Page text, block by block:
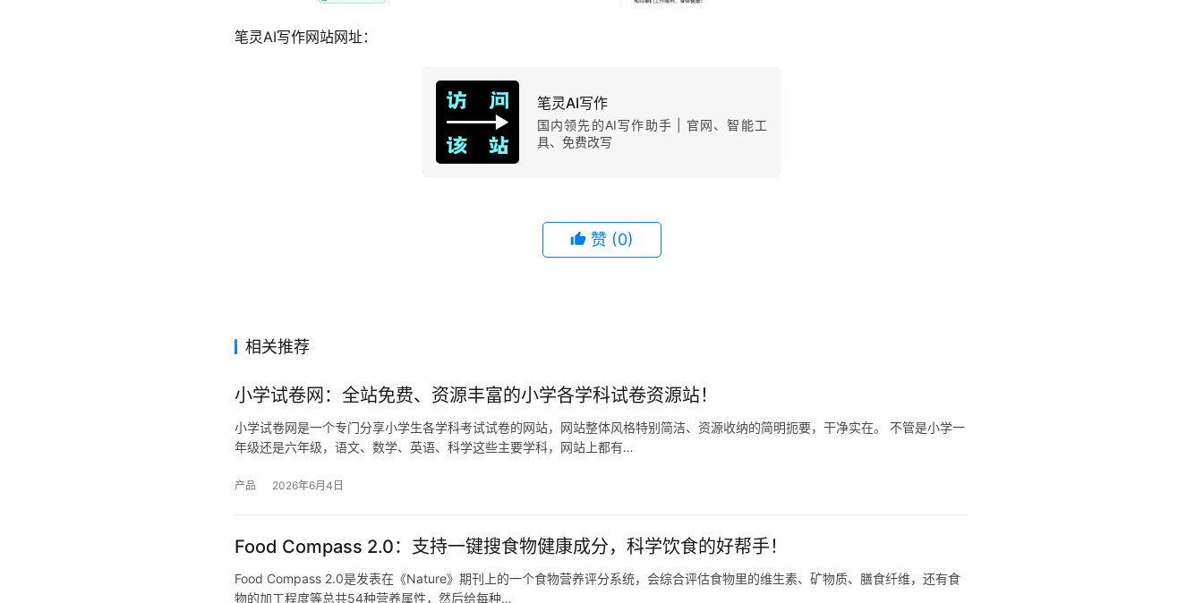
笔灵AI写作网站网址：
笔灵AI写作
国内领先的AI写作助手 | 官网、智能工
具、免费改写
赞 (0)
相关推荐
小学试卷网：全站免费、资源丰富的小学各学科试卷资源站！
小学试卷网是一个专门分享小学生各学科考试试卷的网站，网站整体风格特别简洁、资源收纳的简明扼要，干净实在。 不管是小学一
年级还是六年级，语文、数学、英语、科学这些主要学科，网站上都有…
产品 2026年6月4日
Food Compass 2.0：支持一键搜食物健康成分，科学饮食的好帮手！
Food Compass 2.0是发表在《Nature》期刊上的一个食物营养评分系统，会综合评估食物里的维生素、矿物质、膳食纤维，还有食
物的加工程度等总共54种营养属性，然后给每种…